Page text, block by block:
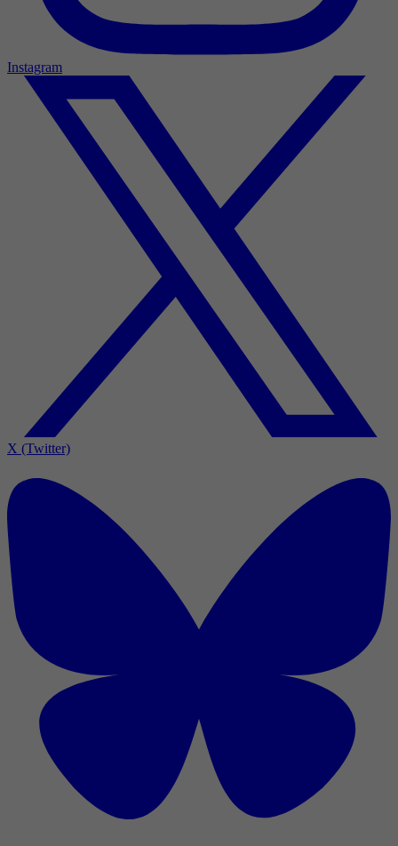
Instagram
X (Twitter)